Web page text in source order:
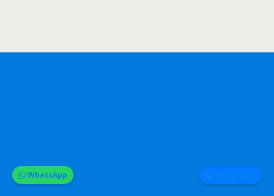
Bizi Arayın
WhatsApp